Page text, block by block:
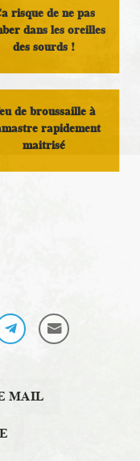
risque de ne pas
dans les oreilles
des sourds !
de broussaille à
rapidement
maitrisé
MAIL